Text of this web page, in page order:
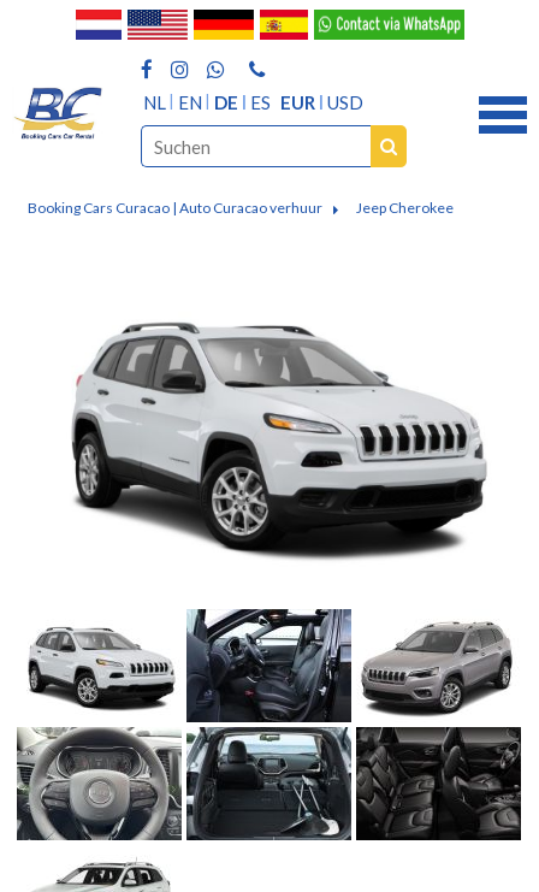
NL EN DE ES EUR USD
Booking Cars Curacao | Auto Curacao verhuur Jeep Cherokee